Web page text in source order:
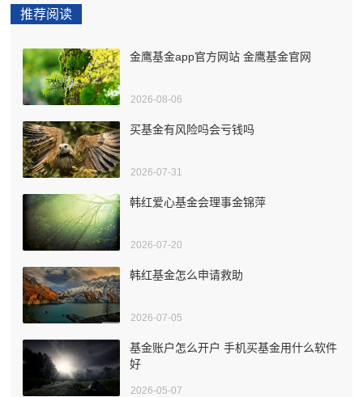
推荐阅读
金鹰基金app官方网站 金鹰基金官网
2026-08-06
买基金有风险吗会亏钱吗
2026-07-31
韩红爱心基金会理事金锦萍
2026-07-20
韩红基金怎么申请救助
2026-07-05
基金账户怎么开户 手机买基金用什么软件
好
2026-05-07